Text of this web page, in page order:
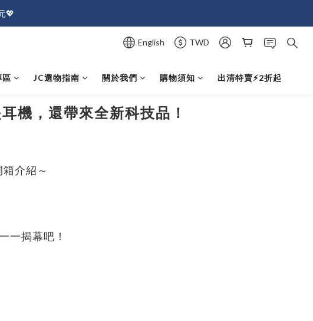
💖
💖
English TWD
區 JC選物指南 關於我們 購物須知 出清特賣⚡️2折起
機，還帶來全新科技品！
介紹～
一揭幕吧！